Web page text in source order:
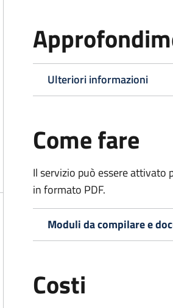
Ulteriori informazioni
Come fare
Il servizio può essere
in formato PDF.
Moduli da compilare e
Costi